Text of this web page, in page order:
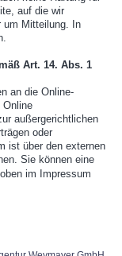
auf die wir
um Mitteilung. In
Art. 14. Abs. 1
an die Online-
Online
außergerichtlichen
oder
ist über den externen
Sie können eine
im Impressum